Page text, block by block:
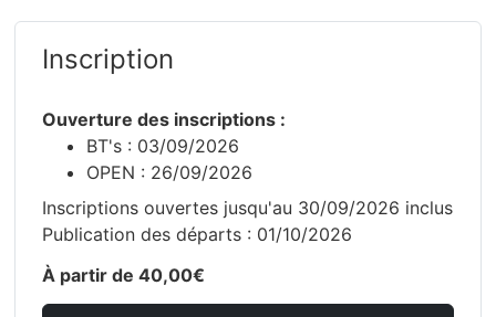
Inscription
Ouverture des inscriptions :
BT's : 03/09/2026
OPEN : 26/09/2026
Inscriptions ouvertes jusqu'au 30/09/2026 inclus
Publication des départs : 01/10/2026
À partir de 40,00€